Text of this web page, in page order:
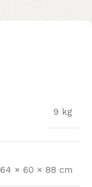
9 kg
64 × 60 × 88 cm